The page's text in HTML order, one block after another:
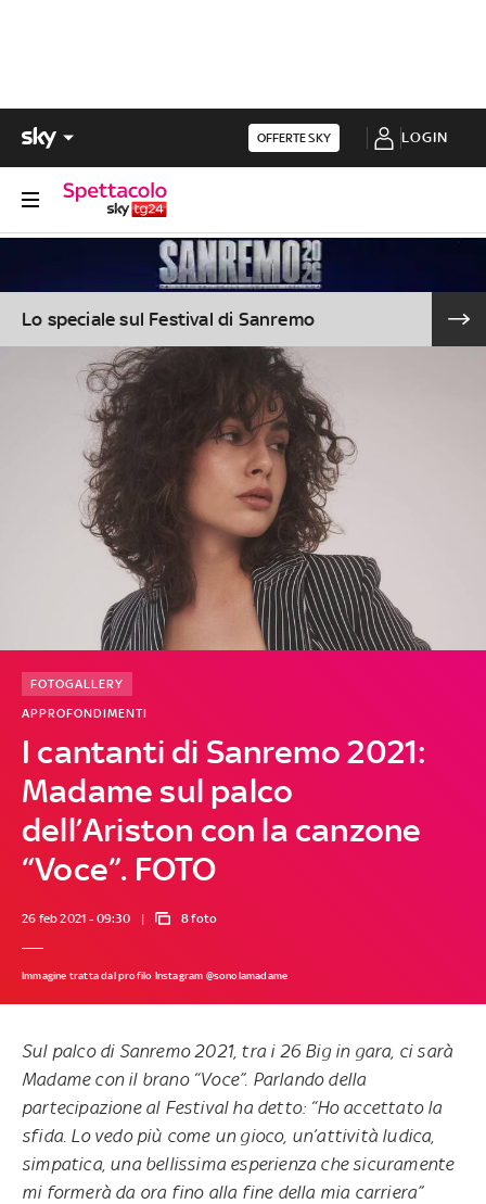
OFFERTE SKY LOGIN
Lo speciale sul Festival di Sanremo
I cantanti di Sanremo 2021:
Madame sul palco
dell’Ariston con la canzone
“Voce”. FOTO
APPROFONDIMENTI
FOTOGALLERY
26 feb 2021 - 09:30 8 foto
Immagine tratta dal profilo Instagram @sonolamadame
Sul palco di Sanremo 2021, tra i 26 Big in gara, ci sarà
Madame con il brano “Voce”. Parlando della
partecipazione al Festival ha detto: “Ho accettato la
sfida. Lo vedo più come un gioco, un’attività ludica,
simpatica, una bellissima esperienza che sicuramente
mi formerà da ora fino alla fine della mia carriera”